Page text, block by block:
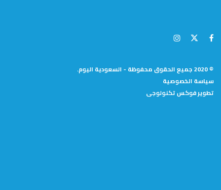
© 2020 جميع الحقوق محفوظة - السعودية اليوم.
سياسة الخصوصية
تطويرفوكس تكنولوجى